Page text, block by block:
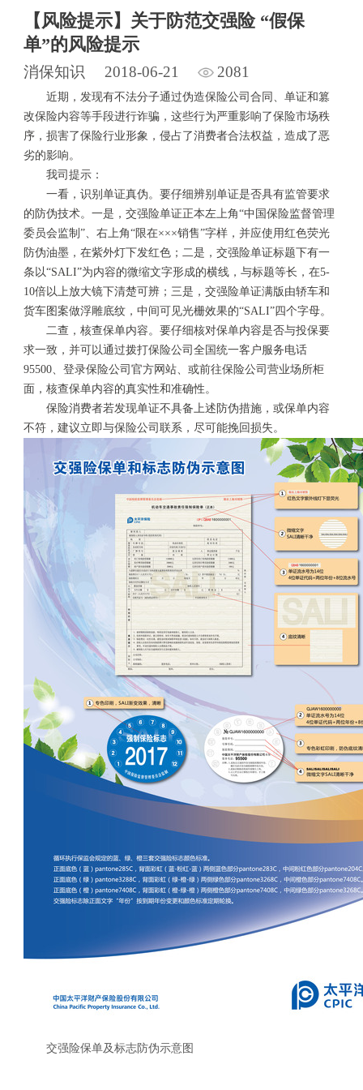
【风险提示】关于防范交强险 “假保
单”的风险提示
消保知识 2018-06-21 2081
近期，发现有不法分子通过伪造保险公司合同、单证和篡
改保险内容等手段进行诈骗，这些行为严重影响了保险市场秩
序，损害了保险行业形象，侵占了消费者合法权益，造成了恶
劣的影响。
我司提示：
一看，识别单证真伪。要仔细辨别单证是否具有监管要求
的防伪技术。一是，交强险单证正本左上角“中国保险监督管理
委员会监制”、右上角“限在×××销售”字样，并应使用红色荧光
防伪油墨，在紫外灯下发红色；二是，交强险单证标题下有一
条以“SALI”为内容的微缩文字形成的横线，与标题等长，在5-
10倍以上放大镜下清楚可辨；三是，交强险单证满版由轿车和
货车图案做浮雕底纹，中间可见光栅效果的“SALI”四个字母。
二查，核查保单内容。要仔细核对保单内容是否与投保要
求一致，并可以通过拨打保险公司全国统一客户服务电话
95500、登录保险公司官方网站、或前往保险公司营业场所柜
面，核查保单内容的真实性和准确性。
保险消费者若发现单证不具备上述防伪措施，或保单内容
不符，建议立即与保险公司联系，尽可能挽回损失。
交强险保单及标志防伪示意图